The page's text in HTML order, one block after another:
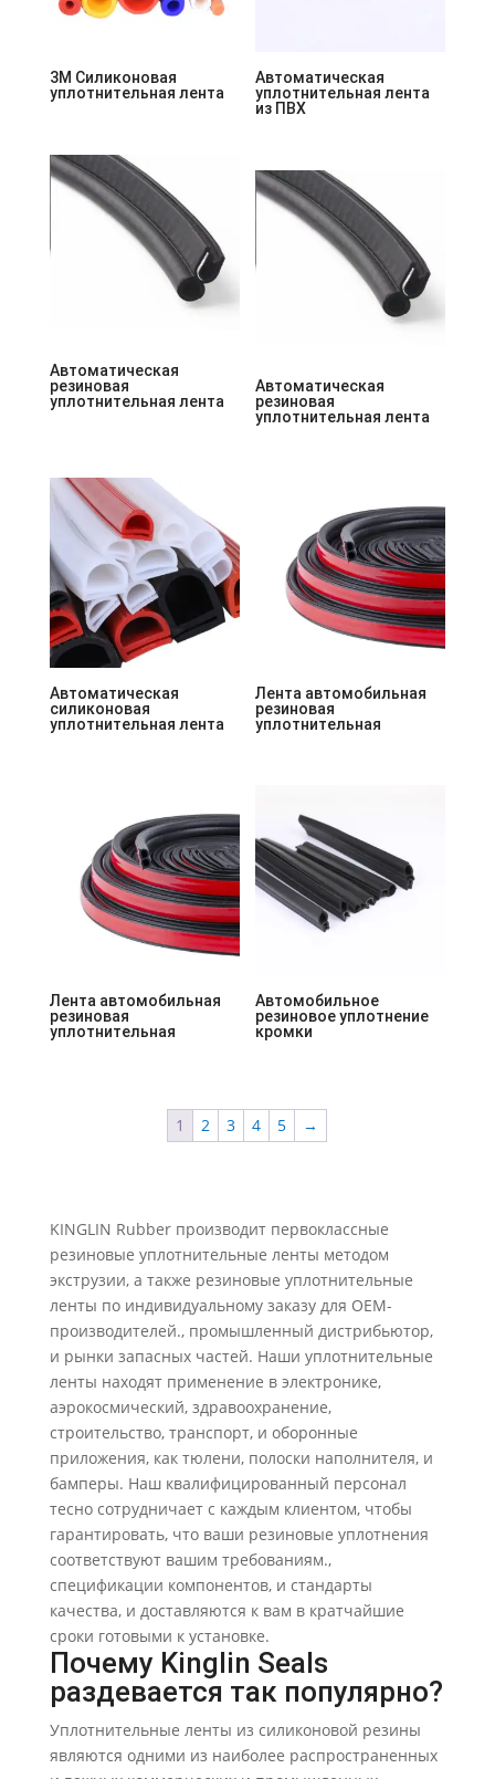
3M Силиконовая
уплотнительная лента
Автоматическая
уплотнительная лента
из ПВХ
Автоматическая
резиновая
уплотнительная лента
Автоматическая
резиновая
уплотнительная лента
Автоматическая
силиконовая
уплотнительная лента
Лента автомобильная
резиновая
уплотнительная
Лента автомобильная
резиновая
уплотнительная
Автомобильное
резиновое уплотнение
кромки
1 2 3 4 5 →
KINGLIN Rubber производит первоклассные
резиновые уплотнительные ленты методом
экструзии, а также резиновые уплотнительные
ленты по индивидуальному заказу для OEM-
производителей., промышленный дистрибьютор,
и рынки запасных частей. Наши уплотнительные
ленты находят применение в электронике,
аэрокосмический, здравоохранение,
строительство, транспорт, и оборонные
приложения, как тюлени, полоски наполнителя, и
бамперы. Наш квалифицированный персонал
тесно сотрудничает с каждым клиентом, чтобы
гарантировать, что ваши резиновые уплотнения
соответствуют вашим требованиям.,
спецификации компонентов, и стандарты
качества, и доставляются к вам в кратчайшие
сроки готовыми к установке.
Почему Kinglin Seals
раздевается так популярно?
Уплотнительные ленты из силиконовой резины
являются одними из наиболее распространенных